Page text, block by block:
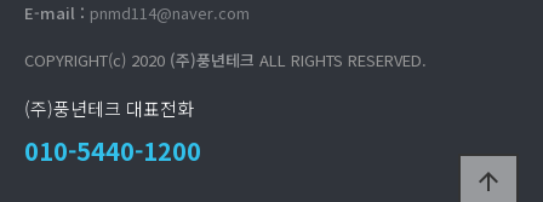
E-mail : pnmd114@naver.com
COPYRIGHT(c) 2020 (주)풍년테크 ALL RIGHTS RESERVED.
(주)풍년테크 대표전화
010-5440-1200
arrow_upward